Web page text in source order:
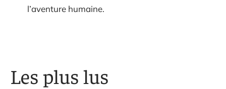
l’aventure humaine.
Les plus lus